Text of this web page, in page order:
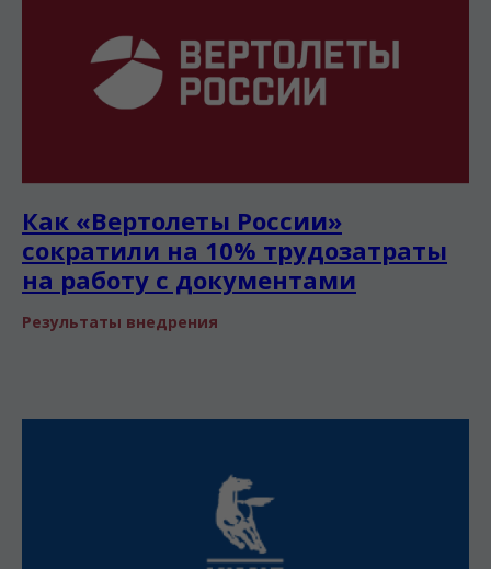
Как «Вертолеты России»
сократили на 10% трудозатраты
на работу с документами
Результаты внедрения